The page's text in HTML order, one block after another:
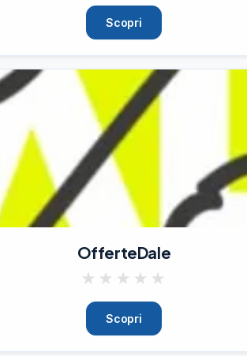
Scopri
OfferteDale
★ ★ ★ ★ ★
Scopri